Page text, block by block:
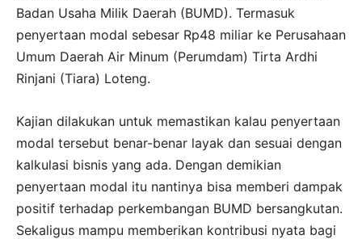
Badan Usaha Milik Daerah (BUMD). Termasuk
penyertaan modal sebesar Rp48 miliar ke Perusahaan
Umum Daerah Air Minum (Perumdam) Tirta Ardhi
Rinjani (Tiara) Loteng.
Kajian dilakukan untuk memastikan kalau penyertaan
modal tersebut benar-benar layak dan sesuai dengan
kalkulasi bisnis yang ada. Dengan demikian
penyertaan modal itu nantinya bisa memberi dampak
positif terhadap perkembangan BUMD bersangkutan.
Sekaligus mampu memberikan kontribusi nyata bagi